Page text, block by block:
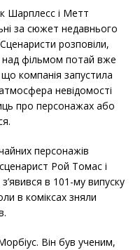
Шарплесс і Метт
за сюжет недавнього
розповіли,
фільмом потай вже
компанія запустила
невідомості
про персонажах або
персонажів
Рой Томас і
в 101-му випуску
в коміксах зняли
Він був ученим,